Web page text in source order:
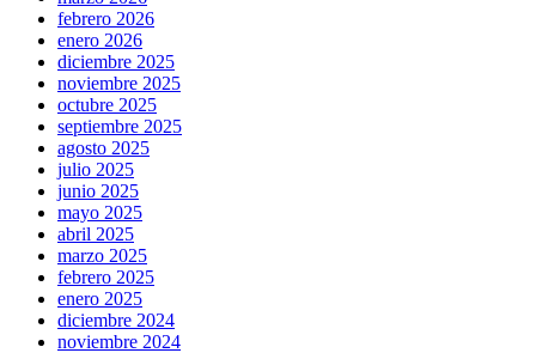
febrero 2026
enero 2026
diciembre 2025
noviembre 2025
octubre 2025
septiembre 2025
agosto 2025
julio 2025
junio 2025
mayo 2025
abril 2025
marzo 2025
febrero 2025
enero 2025
diciembre 2024
noviembre 2024